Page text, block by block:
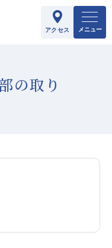
アクセス メニュー
の取り